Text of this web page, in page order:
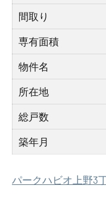
間取り
専有面積
物件名
所在地
総戸数
築年月
パークハビオ上野3